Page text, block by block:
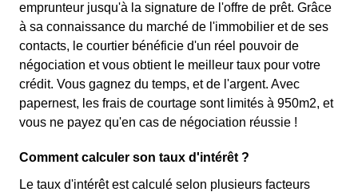
emprunteur jusqu'à la signature de l'offre de prêt. Grâce
à sa connaissance du marché de l'immobilier et de ses
contacts, le courtier bénéficie d'un réel pouvoir de
négociation et vous obtient le meilleur taux pour votre
crédit. Vous gagnez du temps, et de l'argent. Avec
papernest, les frais de courtage sont limités à 950m2, et
vous ne payez qu'en cas de négociation réussie !
Comment calculer son taux d'intérêt ?
Le taux d'intérêt est calculé selon plusieurs facteurs